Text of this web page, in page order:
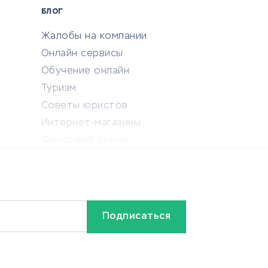
БЛОГ
Жалобы на компании
Онлайн сервисы
Обучение онлайн
Туризм
Советы юристов
Интернет-магазины
Бонусы и акции